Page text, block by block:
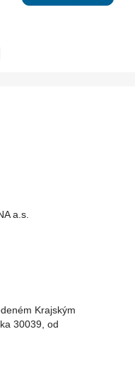
a.s.
Krajským
30039, od